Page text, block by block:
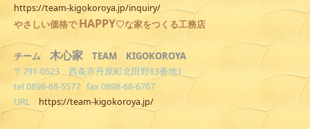
https://team-kigokoroya.jp/inquiry/
やさしい価格でHAPPY♡な家をつくる工務店
チーム 木心家 TEAM KIGOKOROYA
〒791-0523 西条市丹原町北田野83番地1
tel 0898-68-5577 fax 0898-68-6767
URL https://team-kigokoroya.jp/